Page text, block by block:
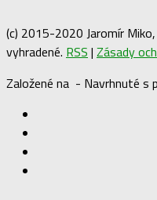
(c) 2015-2020 Jaromír
vyhradené. RSS | Zásady
Založené na - Navrhnuté s